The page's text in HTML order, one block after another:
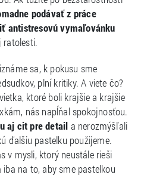
podávať z práce
antistresovú vymaľovánku
ratolesti.
sa, k pokusu sme
plní kritiky. A viete čo?
ktoré boli krajšie a krajšie
nás napĺňal spokojnosťou.
aj cit pre detail a nerozmýšľali
ďalšiu pastelku použijeme.
v mysli, ktorý neustále rieši
na to, aby sme pastelkou